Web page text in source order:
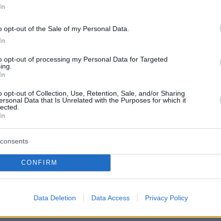
opt-out of the Sale of my Personal Data.
opt-out of processing my Personal Data for Targeted
opt-out of Collection, Use, Retention, Sale, and/or Sharing
Data that Is Unrelated with the Purposes for which it
CONFIRM
Data Deletion Data Access Privacy Policy
μετανάστες νότια
μια μικρή ίωση»:
της πριν
παιδιά
ΗΠΑ για μέτρα
λόγω του
αντιπολίτευσης
Στροφή του Ισραήλ στη Λατινική
έκλεισε «ραντεβού» με την Γκοφ
συνταγές φουλ στην πρωτεΐνη
ΕΙΔΗΣΕΙΣ